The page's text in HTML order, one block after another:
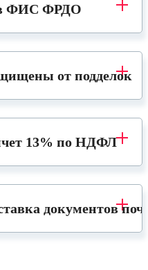
в ФИС ФРДО
от подделок
13% по НДФЛ
документов